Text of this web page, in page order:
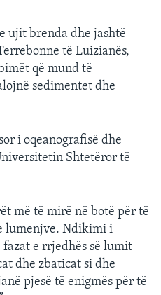
ujit brenda dhe jashtë
të Luizianës,
që mund të
sedimentet dhe
i oqeanografisë dhe
Shtetëror të
më të mirë në botë për të
lumenjve. Ndikimi i
e rrjedhës së lumit
dhe zbaticat si dhe
pjesë të enigmës për të